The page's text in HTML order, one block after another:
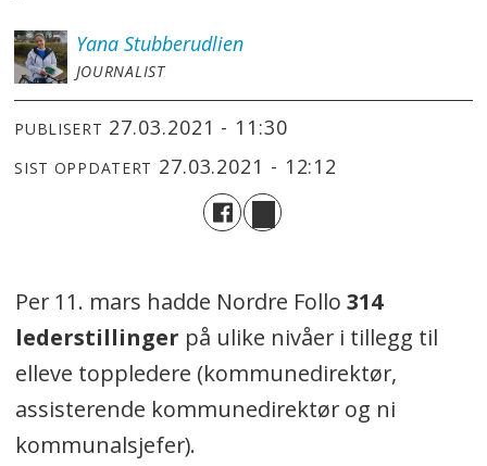
Yana Stubberudlien
JOURNALIST
PUBLISERT 27.03.2021 - 11:30
SIST OPPDATERT 27.03.2021 - 12:12
Per 11. mars hadde Nordre Follo 314
lederstillinger på ulike nivåer i tillegg til
elleve toppledere (kommunedirektør,
assisterende kommunedirektør og ni
kommunalsjefer).